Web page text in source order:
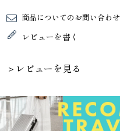
商品についてのお問い合わせ
レビューを書く
＞レビューを見る